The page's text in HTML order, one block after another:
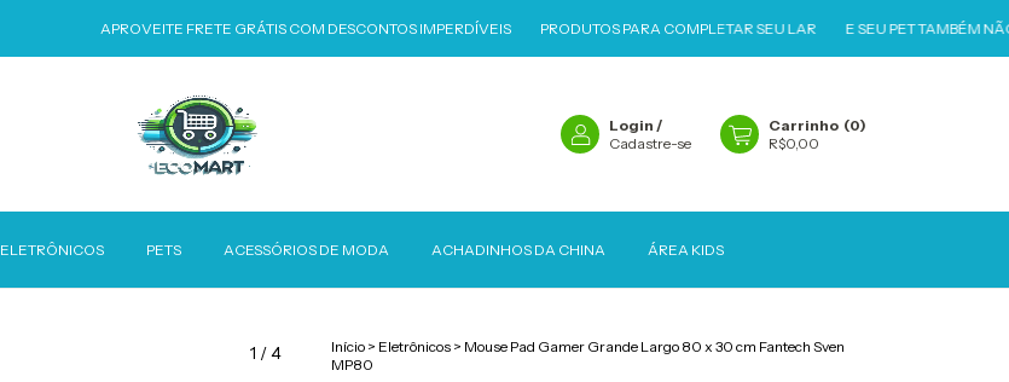
APROVEITE FRETE GRÁTIS COM DESCONTOS IMPERDÍVEIS PRODUTOS PARA COMPLETAR SEU LAR E SEU PET TAMBÉM NÃO PODE
Login /
Cadastre-se
Carrinho (0)
R$0,00
ELETRÔNICOS PETS ACESSÓRIOS DE MODA ACHADINHOS DA CHINA ÁREA KIDS
1 /4 Início > Eletrônicos > Mouse Pad Gamer Grande Largo 80 x 30 cm Fantech Sven
MP80